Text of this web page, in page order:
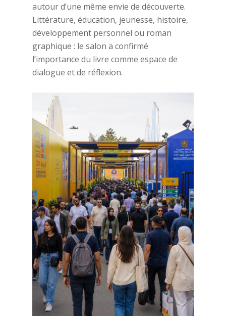
autour d’une même envie de découverte.
Littérature, éducation, jeunesse, histoire,
développement personnel ou roman
graphique : le salon a confirmé
l’importance du livre comme espace de
dialogue et de réflexion.